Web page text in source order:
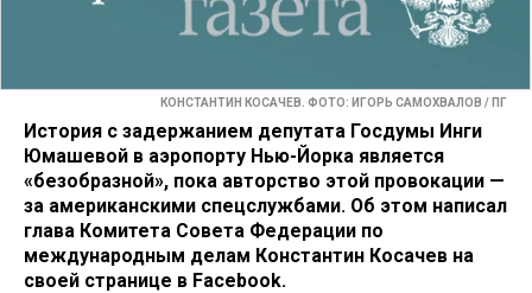
КОНСТАНТИН КОСАЧЕВ. ФОТО: ИГОРЬ САМОХВАЛОВ / ПГ
История с задержанием депутата Госдумы Инги
Юмашевой в аэропорту Нью-Йорка является
«безобразной», пока авторство этой провокации —
за американскими спецслужбами. Об этом написал
глава Комитета Совета Федерации по
международным делам Константин Косачев на
своей странице в Facebook.